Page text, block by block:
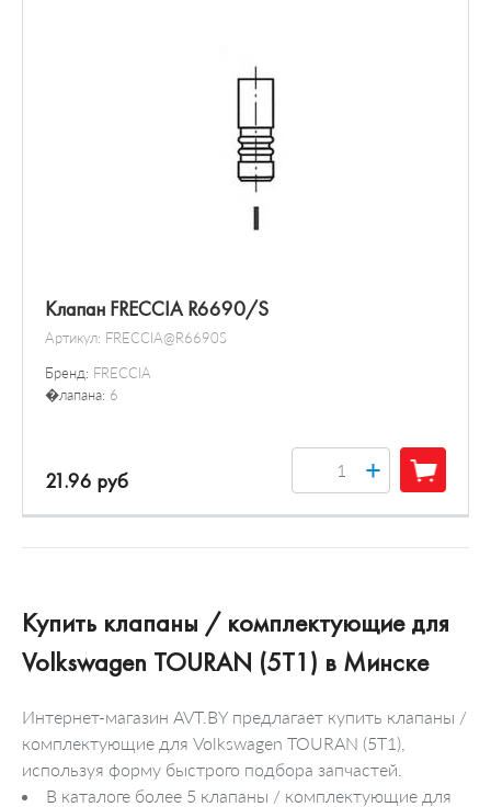
Клапан FRECCIA R6690/S
Артикул: FRECCIA@R6690S
Бренд: FRECCIA
�лапана: 6
21.96 руб +
Купить клапаны / комплектующие для
Volkswagen TOURAN (5T1) в Минске
Интернет-магазин AVT.BY предлагает купить клапаны /
комплектующие для Volkswagen TOURAN (5T1),
используя форму быстрого подбора запчастей.
В каталоге более 5 клапаны / комплектующие для